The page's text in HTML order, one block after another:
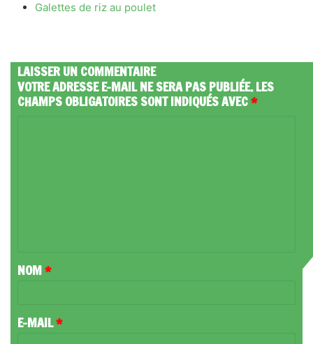
Galettes de riz au poulet
LAISSER UN COMMENTAIRE
VOTRE ADRESSE E-MAIL NE SERA PAS PUBLIÉE.LES
CHAMPS OBLIGATOIRES SONT INDIQUÉS AVEC*
A
R
NOM*
E-MAIL*